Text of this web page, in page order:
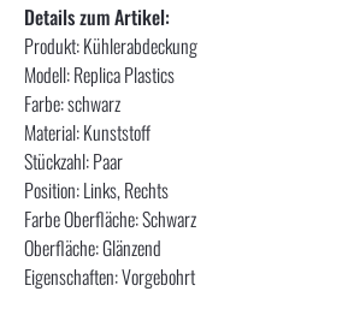
Details zum Artikel:
Produkt: Kühlerabdeckung
Modell: Replica Plastics
Farbe: schwarz
Material: Kunststoff
Stückzahl: Paar
Position: Links, Rechts
Farbe Oberfläche: Schwarz
Oberfläche: Glänzend
Eigenschaften: Vorgebohrt